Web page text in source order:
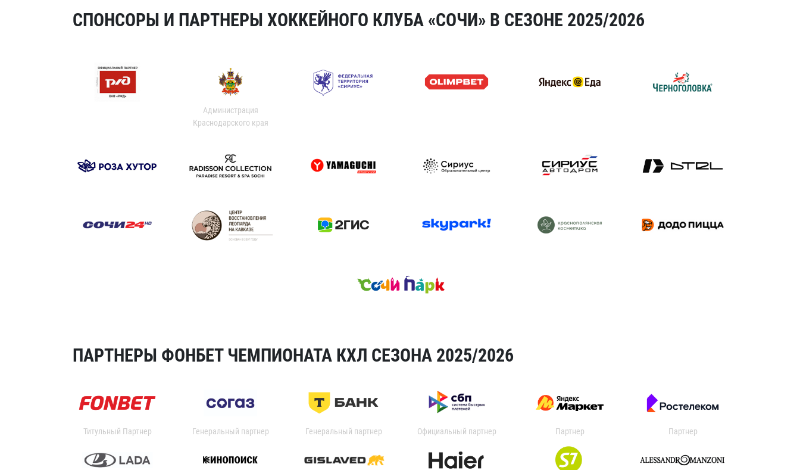
СПОНСОРЫ И ПАРТНЕРЫ ХОККЕЙНОГО КЛУБА «СОЧИ» В СЕЗОНЕ 2025/2026
Администрация
Краснодарского края
ПАРТНЕРЫ ФОНБЕТ ЧЕМПИОНАТА КХЛ СЕЗОНА 2025/2026
Титульный Партнер Генеральный партнер Генеральный партнер Официальный партнер Партнер Партнер